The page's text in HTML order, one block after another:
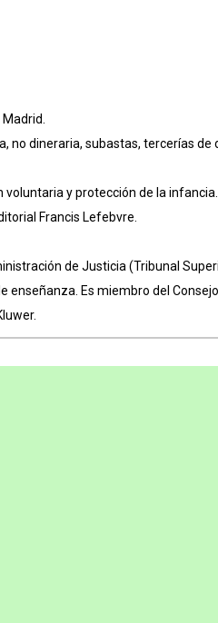
no dineraria, subastas, tercerías de
y protección de la infancia.
Francis Lefebvre.
de Justicia (Tribunal
Es miembro del